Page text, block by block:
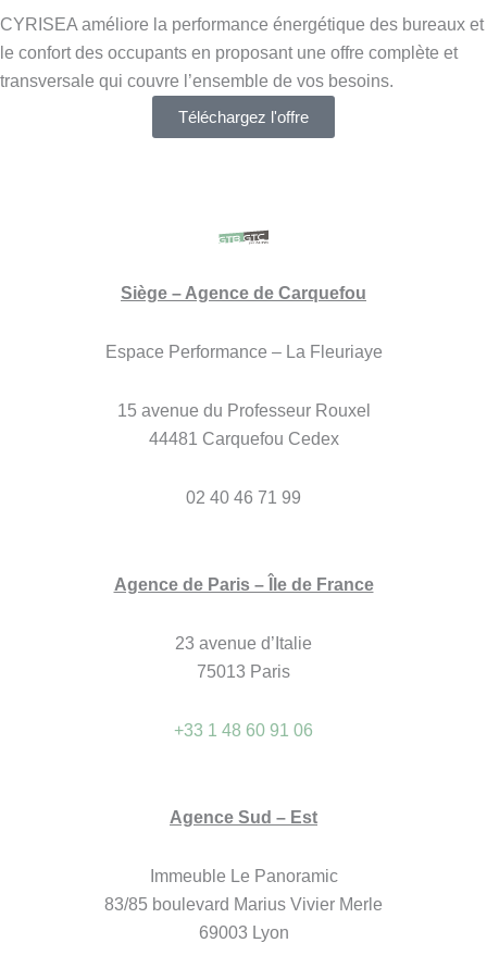
CYRISEA améliore la performance énergétique des bureaux et
le confort des occupants en proposant une offre complète et
transversale qui couvre l’ensemble de vos besoins.
Téléchargez l'offre
Siège – Agence de Carquefou
Espace Performance – La Fleuriaye
15 avenue du Professeur Rouxel
44481 Carquefou Cedex
02 40 46 71 99
Agence de Paris – Île de France
23 avenue d’Italie
75013 Paris
+33 1 48 60 91 06
Agence Sud – Est
Immeuble Le Panoramic
83/85 boulevard Marius Vivier Merle
69003 Lyon